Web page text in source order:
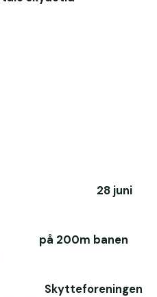
banen